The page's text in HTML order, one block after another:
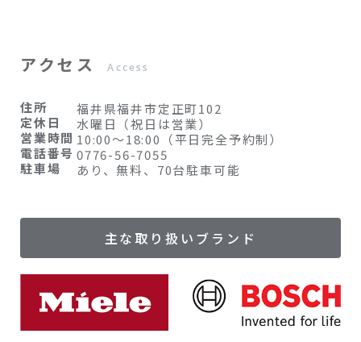
アクセス Access
住所
福井県福井市定正町102
定休日
水曜日（祝日は営業）
営業時間 10:00〜18:00（平日完全予約制）
電話番号 0776-56-7055
駐車場
あり、無料、70台駐車可能
主な取り扱いブランド